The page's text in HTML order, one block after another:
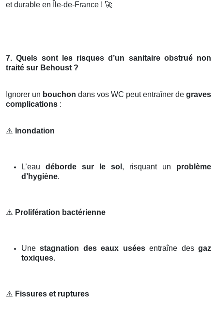
et durable en Île-de-France ! 🚀
7. Quels sont les risques d’un sanitaire obstrué non
traité sur Behoust ?
Ignorer un bouchon dans vos WC peut entraîner de graves
complications :
⚠️ Inondation
L’eau déborde sur le sol , risquant un problème
d’hygiène.
⚠️ Prolifération bactérienne
Unestagnation des eaux uséesentraîne desgaz
toxiques.
⚠️ Fissures et ruptures